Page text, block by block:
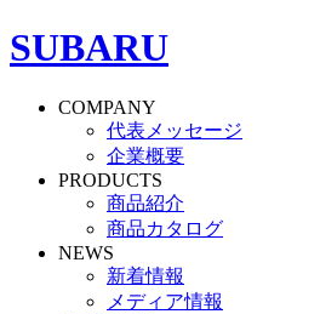
SUBARU
COMPANY
代表メッセージ
企業概要
PRODUCTS
商品紹介
商品カタログ
NEWS
新着情報
メディア情報